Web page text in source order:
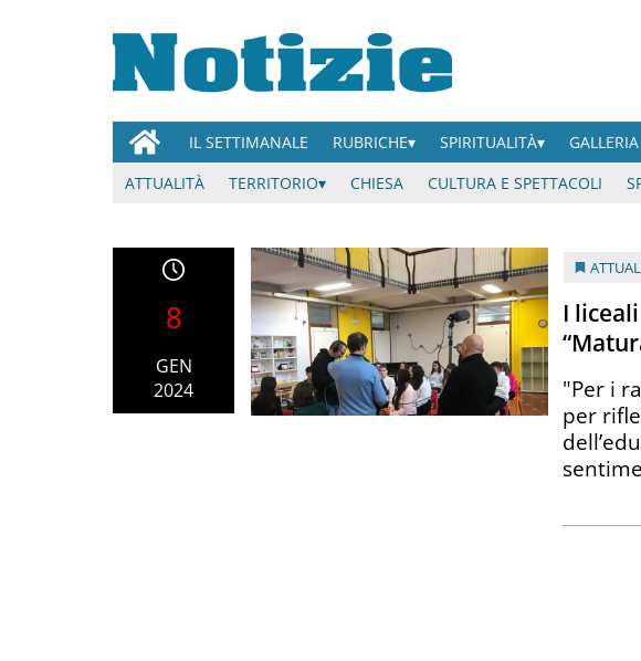
IL SETTIMANALE RUBRICHE SPIRITUALITÀ GALLERIA
ATTUALITÀ
TERRITORIO CHIESA CULTURA E SPETTACOLI
8
GEN
2024
I
"Per i
per